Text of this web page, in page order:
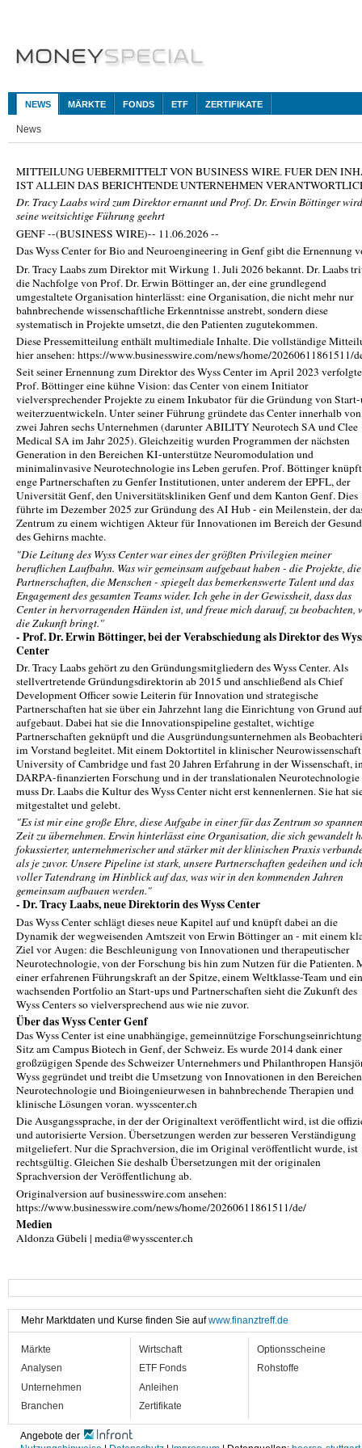
NEWS MÄRKTE FONDS ETF ZERTIFIKATE
News
MITTEILUNG UEBERMITTELT VON BUSINESS WIRE. FUER DEN
IST ALLEIN DAS BERICHTENDE UNTERNEHMEN
Dr. Tracy Laabs wird zum Direktor ernannt und Prof. Dr. Erwin Böttinger
seine weitsichtige Führung geehrt
GENF --(BUSINESS WIRE)-- 11.06.2026 --
Das Wyss Center for Bio and Neuroengineering in Genf gibt die Ernennung
Dr. Tracy Laabs zum Direktor mit Wirkung 1. Juli 2026 bekannt. Dr. Laabs
die Nachfolge von Prof. Dr. Erwin Böttinger an, der eine grundlegend
umgestaltete Organisation hinterlässt: eine Organisation, die nicht mehr nur
bahnbrechende wissenschaftliche Erkenntnisse anstrebt, sondern diese
systematisch in Projekte umsetzt, die den Patienten zugutekommen.
Diese Pressemitteilung enthält multimediale Inhalte. Die vollständige
hier ansehen: https://www.businesswire.com/news/home/20260611861511/
Seit seiner Ernennung zum Direktor des Wyss Center im April 2023 verfolgte
Prof. Böttinger eine kühne Vision: das Center von einem Initiator
vielversprechender Projekte zu einem Inkubator für die Gründung von Start-
weiterzuentwickeln. Unter seiner Führung gründete das Center innerhalb von
zwei Jahren sechs Unternehmen (darunter ABILITY Neurotech SA und Clee
Medical SA im Jahr 2025). Gleichzeitig wurden Programmen der nächsten
Generation in den Bereichen KI-unterstütze Neuromodulation und
minimalinvasive Neurotechnologie ins Leben gerufen. Prof. Böttinger
enge Partnerschaften zu Genfer Institutionen, unter anderem der EPFL, der
Universität Genf, den Universitätskliniken Genf und dem Kanton Genf. Dies
führte im Dezember 2025 zur Gründung des AI Hub - ein Meilenstein, der
Zentrum zu einem wichtigen Akteur für Innovationen im Bereich der
des Gehirns machte.
"Die Leitung des Wyss Center war eines der größten Privilegien meiner
beruflichen Laufbahn. Was wir gemeinsam aufgebaut haben - die Projekte, die
Partnerschaften, die Menschen - spiegelt das bemerkenswerte Talent und das
Engagement des gesamten Teams wider. Ich gehe in der Gewissheit, dass das
Center in hervorragenden Händen ist, und freue mich darauf, zu beobachten,
die Zukunft bringt."
- Prof. Dr. Erwin Böttinger, bei der Verabschiedung als Direktor des
Center
Dr. Tracy Laabs gehört zu den Gründungsmitgliedern des Wyss Center. Als
stellvertretende Gründungsdirektorin ab 2015 und anschließend als Chief
Development Officer sowie Leiterin für Innovation und strategische
Partnerschaften hat sie über ein Jahrzehnt lang die Einrichtung von Grund auf
aufgebaut. Dabei hat sie die Innovationspipeline gestaltet, wichtige
Partnerschaften geknüpft und die Ausgründungsunternehmen als
im Vorstand begleitet. Mit einem Doktortitel in klinischer
University of Cambridge und fast 20 Jahren Erfahrung in der Wissenschaft,
DARPA-finanzierten Forschung und in der translationalen Neurotechnologie
muss Dr. Laabs die Kultur des Wyss Center nicht erst kennenlernen. Sie hat
mitgestaltet und gelebt.
"Es ist mir eine große Ehre, diese Aufgabe in einer für das Zentrum so
Zeit zu übernehmen. Erwin hinterlässt eine Organisation, die sich gewandelt
fokussierter, unternehmerischer und stärker mit der klinischen Praxis
als je zuvor. Unsere Pipeline ist stark, unsere Partnerschaften gedeihen und
voller Tatendrang im Hinblick auf das, was wir in den kommenden Jahren
gemeinsam aufbauen werden."
- Dr. Tracy Laabs, neue Direktorin des Wyss Center
Das Wyss Center schlägt dieses neue Kapitel auf und knüpft dabei an die
Dynamik der wegweisenden Amtszeit von Erwin Böttinger an - mit einem
Ziel vor Augen: die Beschleunigung von Innovationen und therapeutischer
Neurotechnologie, von der Forschung bis hin zum Nutzen für die Patienten.
einer erfahrenen Führungskraft an der Spitze, einem Weltklasse-Team und
wachsenden Portfolio an Start-ups und Partnerschaften sieht die Zukunft des
Wyss Centers so vielversprechend aus wie nie zuvor.
Über das Wyss Center Genf
Das Wyss Center ist eine unabhängige, gemeinnützige
Sitz am Campus Biotech in Genf, der Schweiz. Es wurde 2014 dank einer
großzügigen Spende des Schweizer Unternehmers und Philanthropen
Wyss gegründet und treibt die Umsetzung von Innovationen in den Bereichen
Neurotechnologie und Bioingenieurwesen in bahnbrechende Therapien und
klinische Lösungen voran. wysscenter.ch
Die Ausgangssprache, in der der Originaltext veröffentlicht wird, ist die
und autorisierte Version. Übersetzungen werden zur besseren Verständigung
mitgeliefert. Nur die Sprachversion, die im Original veröffentlicht wurde, ist
rechtsgültig. Gleichen Sie deshalb Übersetzungen mit der originalen
Sprachversion der Veröffentlichung ab.
Originalversion auf businesswire.com ansehen:
https://www.businesswire.com/news/home/20260611861511/de/
Medien
Aldonza Gübeli | media@wysscenter.ch
Mehr Marktdaten und Kurse finden Sie aufwww.finanztreff.de
Märkte
Analysen
Unternehmen
Branchen
Wirtschaft
ETF Fonds
Anleihen
Zertifikate
Optionsscheine
Rohstoffe
Angebote der